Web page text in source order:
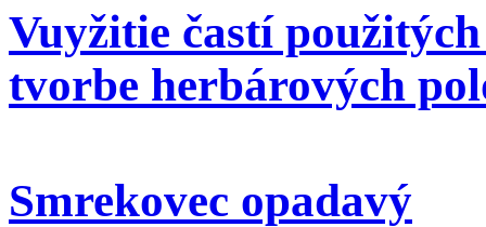
Vuyžitie častí
tvorbe herbárových
Smrekovec opadavý